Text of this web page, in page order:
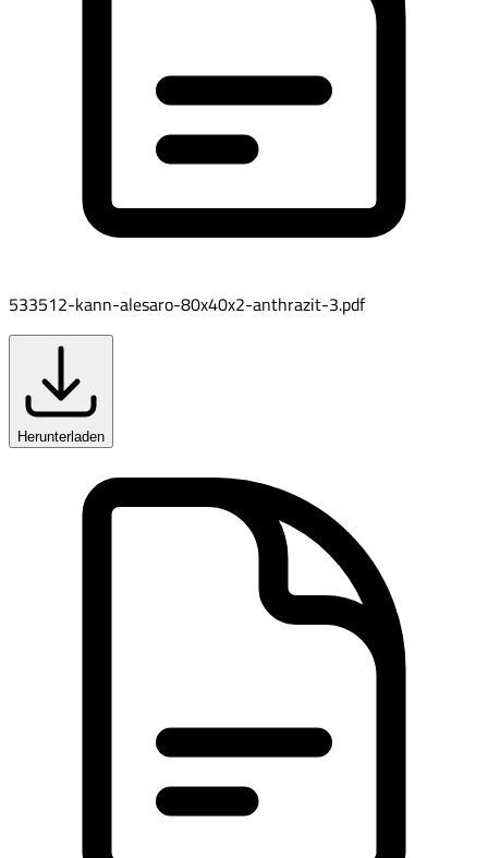
533512-kann-alesaro-80x40x2-anthrazit-3.pdf
Herunterladen